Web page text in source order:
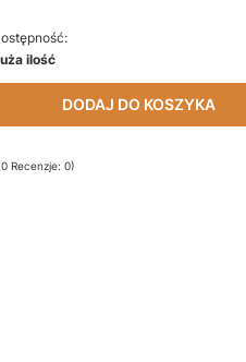
ilość
DODAJ DO KOSZYKA
Recenzje: 0)